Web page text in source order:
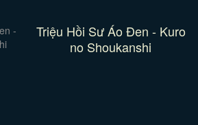
Triệu Hồi Sư Áo Đen - Kuro
no Shoukanshi